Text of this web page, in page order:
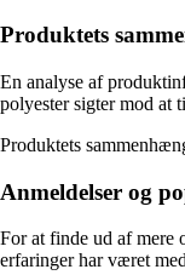
Produktets
En analyse af
polyester sigter mod at
Produktets
Anmeldelser og
For at finde ud af mere
erfaringer har været